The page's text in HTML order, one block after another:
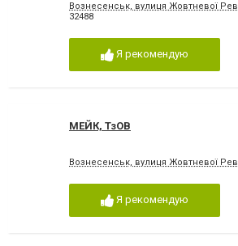
Вознесенськ, вулиця Жовтневої
32488
Я рекомендую
МЕЙК, ТзОВ
Вознесенськ, вулиця Жовтневої
Я рекомендую